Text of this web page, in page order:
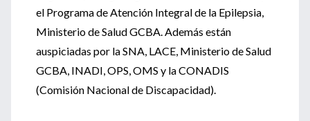
el Programa de Atención Integral de la Epilepsia,
Ministerio de Salud GCBA. Además están
auspiciadas por la SNA, LACE, Ministerio de Salud
GCBA, INADI, OPS, OMS y la CONADIS
(Comisión Nacional de Discapacidad).